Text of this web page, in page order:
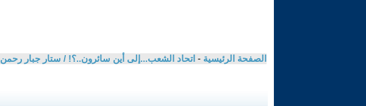
الصفحة الرئيسية - اتحاد الشعب...إلى أين سائرون..؟! / ستار جبار رحمن